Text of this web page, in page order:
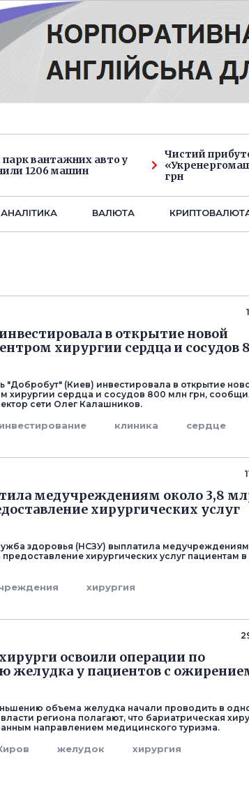
парк вантажних авто у
1206 машин
Чистий
грн
АНАЛIТИКА ВАЛЮТА
в открытие новой
хирургии сердца и сосудов
"Добробут" (Киев) инвестировала в открытие
хирургии сердца и сосудов 800 млн грн,
сети Олег Калашников.
инвестирование клиника сердце
медучреждениям около 3,8
хирургических услуг
здоровья (НСЗУ) выплатила
предоставление хирургических услуг пациентам
хирургия
освоили операции по
желудка у пациентов с
объема желудка начали проводить в
региона полагают, что бариатрическая
направлением медицинского туризма.
желудок хирургия